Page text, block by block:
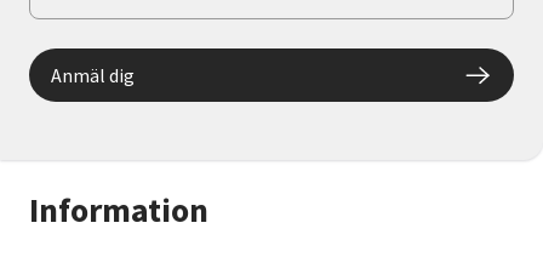
Information
Anmäl dig